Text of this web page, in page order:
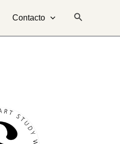
Contacto Buscar